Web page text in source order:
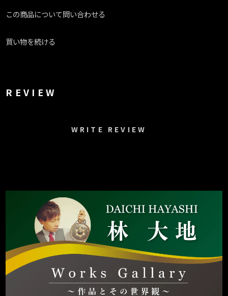
この商品について問い合わせる
買い物を続ける
REVIEW
WRITE REVIEW